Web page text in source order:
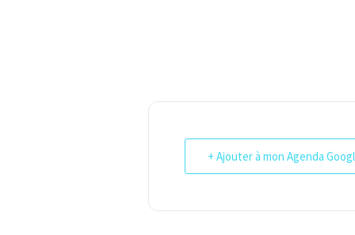
+ Ajouter à mon Agenda